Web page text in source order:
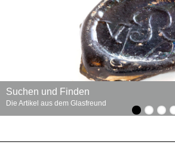
Suchen und Finden
Die Artikel aus dem Glasfreund